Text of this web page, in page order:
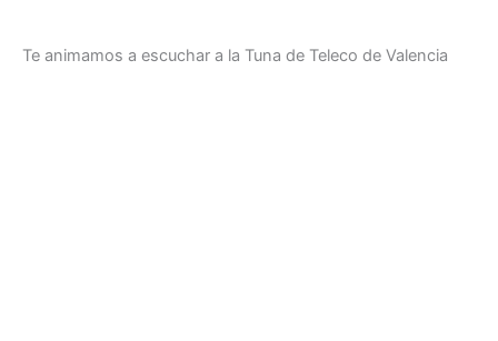
Te animamos a escuchar a la Tuna de Teleco de Valencia